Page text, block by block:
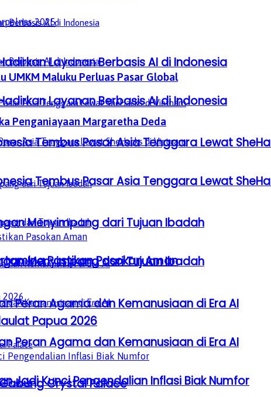
Layanan Berbasis AI di Indonesia
Tembus Pasar Asia Tenggara Lewat
Menyimpang dari Tujuan Ibadah
Peran Agama dan Kemanusiaan di Era AI
Crystal Palace
Layanan Berbasis AI di Indonesia
Tembus Pasar Asia Tenggara Lewat
Menyimpang dari Tujuan Ibadah
Peran Agama dan Kemanusiaan di Era AI
2025
Maluku Perluas Pasar Global
Penganiayaan Margaretha Deda
Pastikan Pasokan Aman
Papua 2026
Jadi Kunci Pengendalian Inflasi Biak Numfor